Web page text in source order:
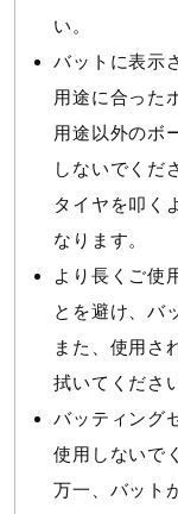
トップバランス（
発売シーズン
2023年秋冬
い。
バットに表示
用途に合った
用途以外のボ
しないでくだ
タイヤを叩く
なります。
より長くご使
とを避け、バ
また、使用さ
拭いてくださ
バッティング
使用しないで
万一、バット